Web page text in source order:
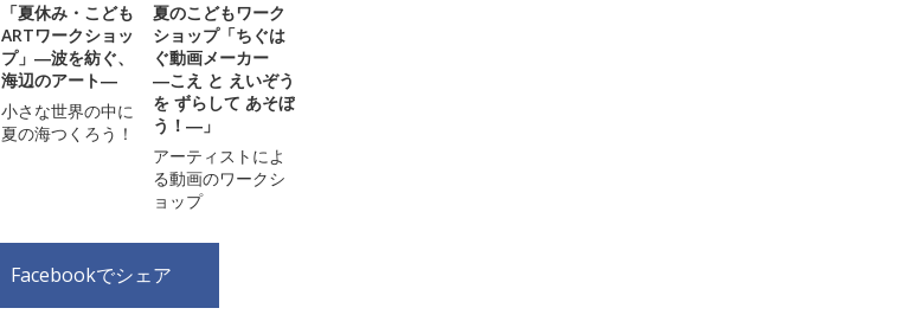
「夏休み・こども
ARTワークショッ
プ」―波を紡ぐ、
海辺のアート―
小さな世界の中に
夏の海つくろう！
夏のこどもワーク
ショップ「ちぐは
ぐ動画メーカー
―こえ と えいぞう
を ずらして あそぼ
う！―」
アーティストによ
る動画のワークシ
ョップ
Facebookでシェア